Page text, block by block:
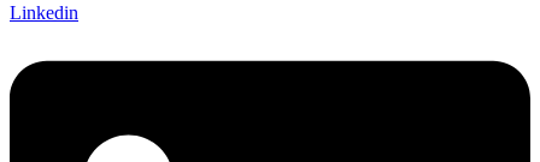
Linkedin